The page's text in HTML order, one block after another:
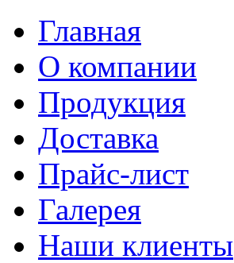
Главная
О компании
Продукция
Доставка
Прайс-лист
Галерея
Наши клиенты